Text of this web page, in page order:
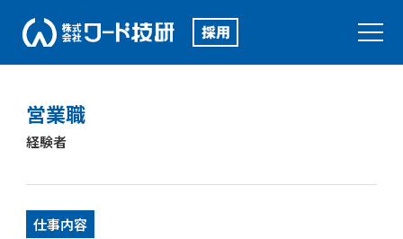
営業職
経験者
仕事内容